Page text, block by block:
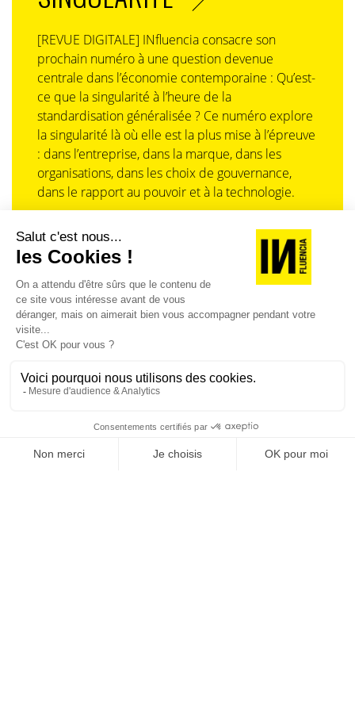
[REVUE DIGITALE] INfluencia consacre son
prochain numéro à une question devenue
centrale dans l’économie contemporaine : Qu’est-
ce que la singularité à l’heure de la
standardisation généralisée ? Ce numéro explore
la singularité là où elle est la plus mise à l’épreuve
: dans l’entreprise, dans la marque, dans les
organisations, dans les choix de gouvernance,
dans le rapport au pouvoir et à la technologie.
JE M'ABONNE 1 AN - 4 NUM.
JE DÉCOUVRE LES NUMÉROS PRÉCÉDENTS
Je suis déjà abonné(e) :je consulte la revue en